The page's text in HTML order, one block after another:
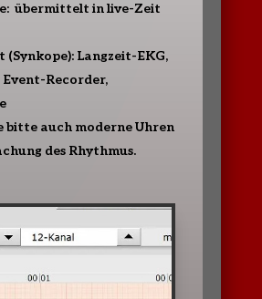
übermittelt in live-Zeit
(Synkope): Langzeit-EKG,
Recorder,
bitte auch moderne Uhren
des Rhythmus.